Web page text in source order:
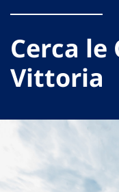
Cerca le
Vittoria